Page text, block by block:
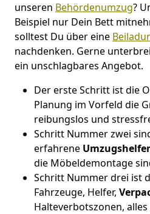
unseren Behördenumzug?
Beispiel nur Dein Bett
solltest Du über eine
nachdenken. Gerne
ein unschlagbares Angebot.
Der erste Schritt ist die
Planung im Vorfeld die
reibungslos und
Schritt Nummer zwei
erfahrene Umzugshelfer
die Möbeldemontage
Schritt Nummer drei ist
Fahrzeuge, Helfer,
Halteverbotszonen,